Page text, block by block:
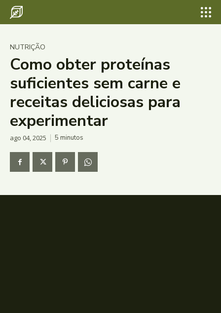
NUTRIÇÃO
Como obter proteínas
suficientes sem carne e
receitas deliciosas para
experimentar
ago 04, 2025 5 minutos